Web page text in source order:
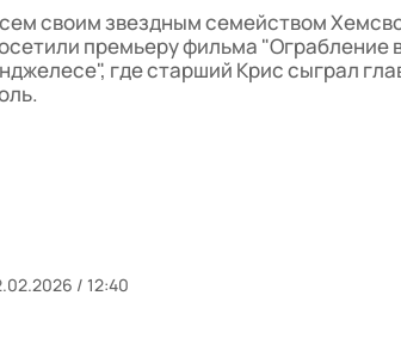
своим звездным семейством
премьеру фильма "Ограбление
где старший Крис сыграл
/ 12:40